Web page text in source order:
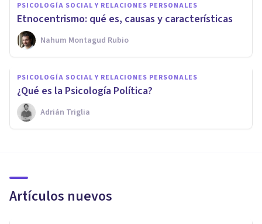
PSICOLOGÍA SOCIAL Y RELACIONES PERSONALES
Etnocentrismo: qué es, causas y características
Nahum Montagud Rubio
PSICOLOGÍA SOCIAL Y RELACIONES PERSONALES
¿Qué es la Psicología Política?
Adrián Triglia
Artículos nuevos